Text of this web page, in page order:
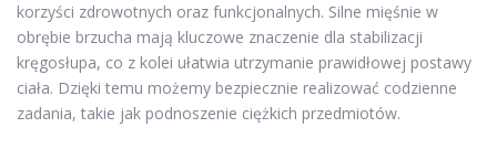
korzyści zdrowotnych oraz funkcjonalnych. Silne mięśnie w
obrębie brzucha mają kluczowe znaczenie dla stabilizacji
kręgosłupa, co z kolei ułatwia utrzymanie prawidłowej postawy
ciała. Dzięki temu możemy bezpiecznie realizować codzienne
zadania, takie jak podnoszenie ciężkich przedmiotów.